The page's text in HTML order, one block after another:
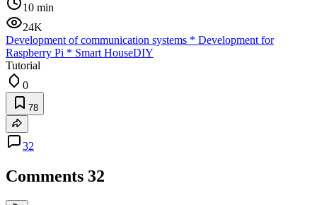
10 min
24K
Development of communication systems * Development for
Raspberry Pi * Smart HouseDIY
Tutorial
0
78
32
Comments 32